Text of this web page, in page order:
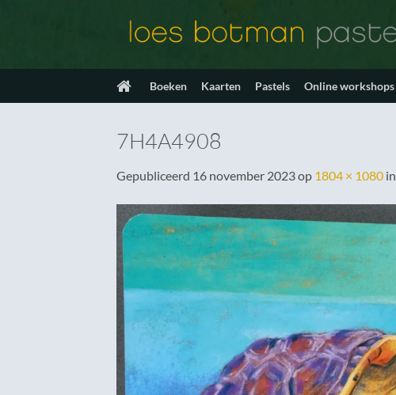
Boeken Kaarten Pastels Online workshops
7H4A4908
Gepubliceerd 16 november 2023op 1804 × 1080 in